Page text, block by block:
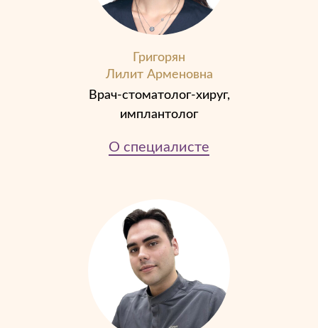
Григорян
Лилит Арменовна
Врач-стоматолог-хируг,
имплантолог
О специалисте